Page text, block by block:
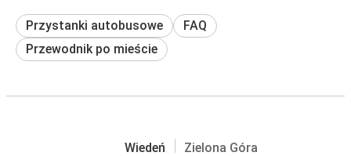
Przystanki autobusowe
FAQ
Przewodnik po mieście
Wiedeń Zielona Góra